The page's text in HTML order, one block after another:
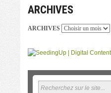
ARCHIVES
ARCHIVES